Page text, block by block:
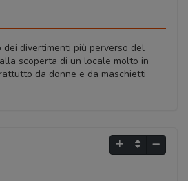
divertimenti più perverso del
scoperta di un locale molto in
da donne e da maschietti